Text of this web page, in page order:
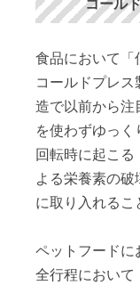
食品において「
コールドプレ
造で以前から
を使わずゆっ
回転時に起こ
よる栄養素の
に取り入れるこ
ペットフードに
全行程におい